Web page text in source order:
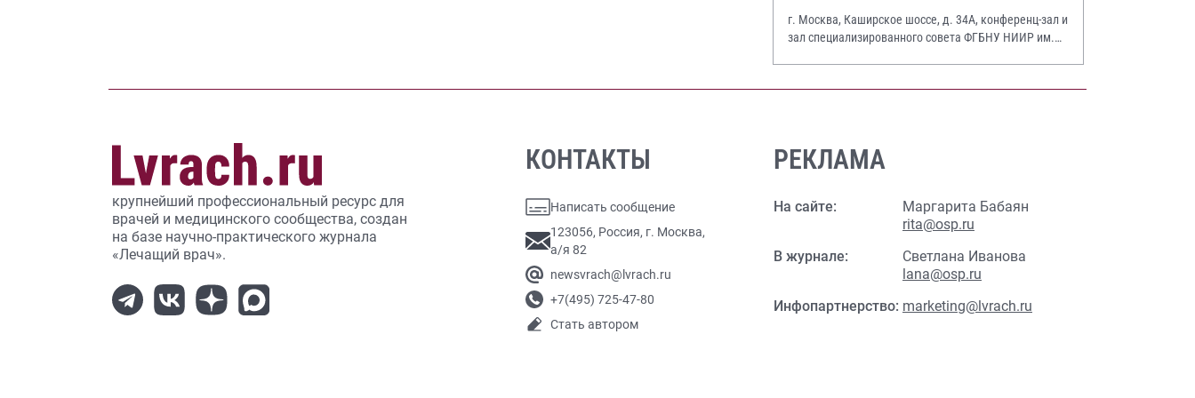
г. Москва, Каширское шоссе, д. 34А, конференц-зал и
зал специализированного совета ФГБНУ НИИР им.
крупнейший профессиональный ресурс для
врачей и медицинского сообщества, создан
на базе научно-практического журнала
«Лечащий врач».
КОНТАКТЫ
Написать сообщение
123056, Россия, г. Москва,
а/я 82
newsvrach@lvrach.ru
+7(495) 725-47-80
Стать автором
РЕКЛАМА
На сайте:
Маргарита Бабаян
rita@osp.ru
В журнале:
Светлана Иванова
lana@osp.ru
Инфопартнерство: marketing@lvrach.ru